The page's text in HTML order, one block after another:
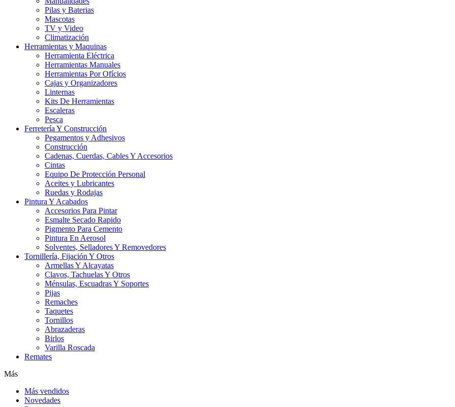
Pilas y Baterias
Mascotas
TV y Video
Climatización
Herramientas y Maquinas
Herramienta Eléctrica
Herramientas Manuales
Herramientas Por Ofícios
Cajas y Organizadores
Linternas
Kits De Herramientas
Escaleras
Pesca
Ferretería Y Construcción
Pegamentos y Adhesivos
Construcción
Cadenas, Cuerdas, Cables Y Accesorios
Cintas
Equipo De Protección Personal
Aceites y Lubricantes
Ruedas y Rodajas
Pintura Y Acabados
Accesorios Para Pintar
Esmalte Secado Rapido
Pigmento Para Cemento
Pintura En Aerosol
Solventes, Selladores Y Removedores
Tornillería, Fijación Y Otros
Armellas Y Alcayatas
Clavos, Tachuelas Y Otros
Ménsulas, Escuadras Y Soportes
Pijas
Remaches
Taquetes
Tornillos
Abrazaderas
Birlos
Varilla Roscada
Remates
Más
Más vendidos
Novedades